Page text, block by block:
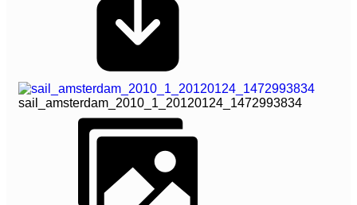
sail_amsterdam_2010_1_20120124_1472993834